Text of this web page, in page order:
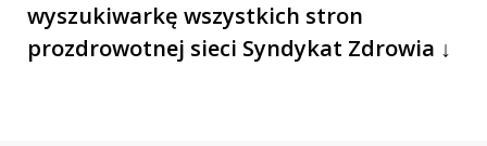
wyszukiwarkę wszystkich stron
prozdrowotnej sieci Syndykat Zdrowia ↓